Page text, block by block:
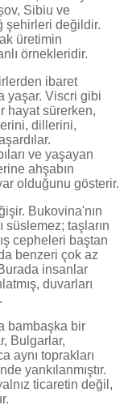
Sibiu ve
şehirleri değildir.
üretimin
örnekleridir.
ibaret
yaşar. Viscri gibi
hayat sürerken,
dillerini,
ve yaşayan
ahşabın
olduğunu gösterir.
Bukovina'nın
süslemez; taşların
cepheleri baştan
benzeri çok az
insanlar
duvarları
bambaşka bir
Bulgarlar,
aynı toprakları
yankılanmıştır.
ticaretin değil,